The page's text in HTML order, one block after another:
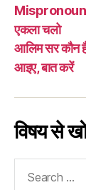
एकला चलो
आलिम सर कौन
आइए, बात करें
विषय से